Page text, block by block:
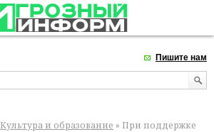
Пишите нам
Культура и образование » При поддержке